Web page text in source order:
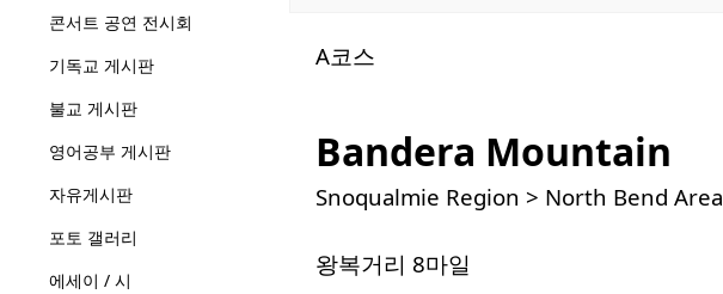
콘서트 공연 전시회
기독교 게시판
불교 게시판
영어공부 게시판
자유게시판
포토 갤러리
에세이 / 시
A코스
Bandera Mountain
Snoqualmie Region > North Bend Area
왕복거리 8마일